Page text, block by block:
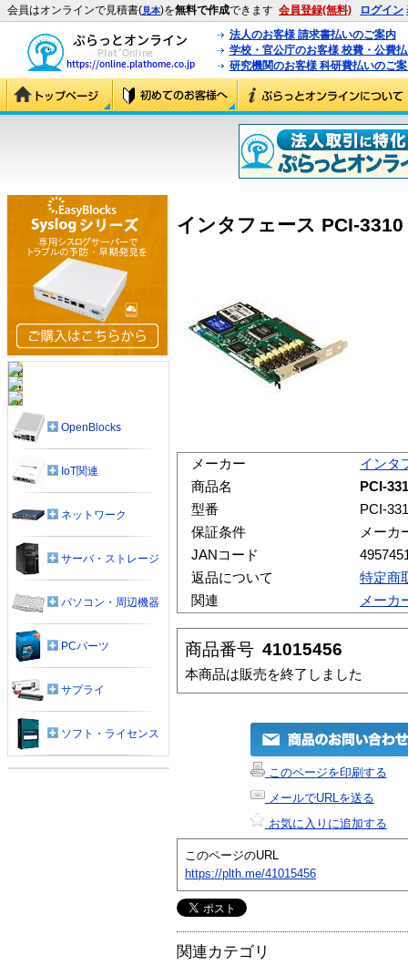
会員はオンラインで見積書(見本)を無料で作成できます 会員登録(無料) ログイン
法人のお客様 請求書払いのご案内
学校・官公庁のお客様 校費・公費
研究機関のお客様 科研費払いのご
インタフェース PCI-
メーカー
インタ
商品名
PCI-
型番
PCI-
保証条件
メーカ
JANコード
返品について
特定商
関連
メーカ
商品番号 41015456
本商品は販売を終了しました
このページを印刷する
メールでURLを送る
お気に入りに追加する
このページのURL
https://plth.me/41015456
関連カテゴリ
OpenBlocks
IoT関連
ネットワーク
サーバ・ストレージ
パソコン・周辺機器
PCパーツ
サプライ
ソフト・ライセンス